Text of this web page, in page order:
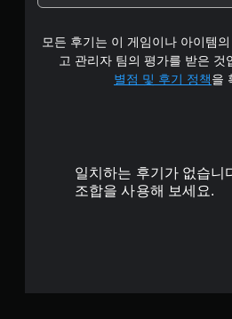
모든 후기는 이 게임이나 아이템
고 관리자 팀의 평가를 받은 것
별점 및 후기 정책을
일치하는 후기가 없습니
조합을 사용해 보세요.